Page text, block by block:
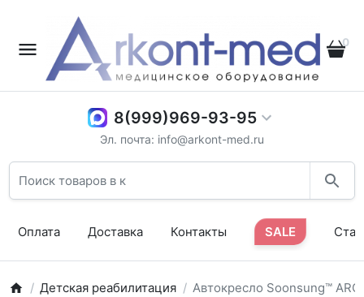
0
8(999)969-93-95
Эл. почта: info@arkont-med.ru
Оплата Доставка Контакты SALE
Детская реабилитация Автокресло Soonsung™